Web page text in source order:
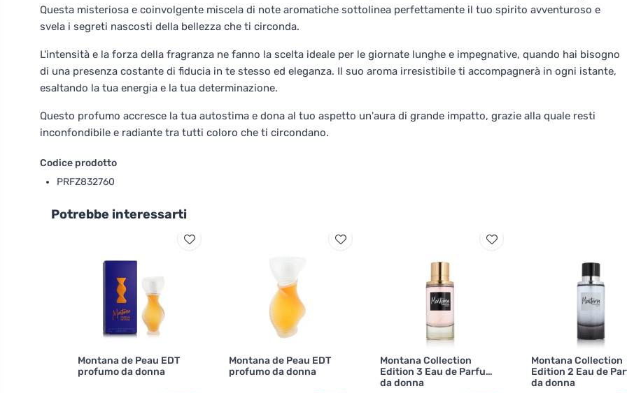
Questa misteriosa e coinvolgente miscela di note aromatiche sottolinea perfettamente il tuo spirito avventuroso e
svela i segreti nascosti della bellezza che ti circonda.
L'intensità e la forza della fragranza ne fanno la scelta ideale per le giornate lunghe e impegnative, quando hai bisogno
di una presenza costante di fiducia in te stesso ed eleganza. Il suo aroma irresistibile ti accompagnerà in ogni istante,
esaltando la tua energia e la tua determinazione.
Questo profumo accresce la tua autostima e dona al tuo aspetto un'aura di grande impatto, grazie alla quale resti
inconfondibile e radiante tra tutti coloro che ti circondano.
Codice prodotto
PRFZ832760
Potrebbe interessarti
Montana de Peau EDT
profumo da donna
Montana de Peau EDT
profumo da donna
Montana Collection
Edition 3 Eau de Parfum
da donna
Montana Collection
Edition 2 Eau de
da donna